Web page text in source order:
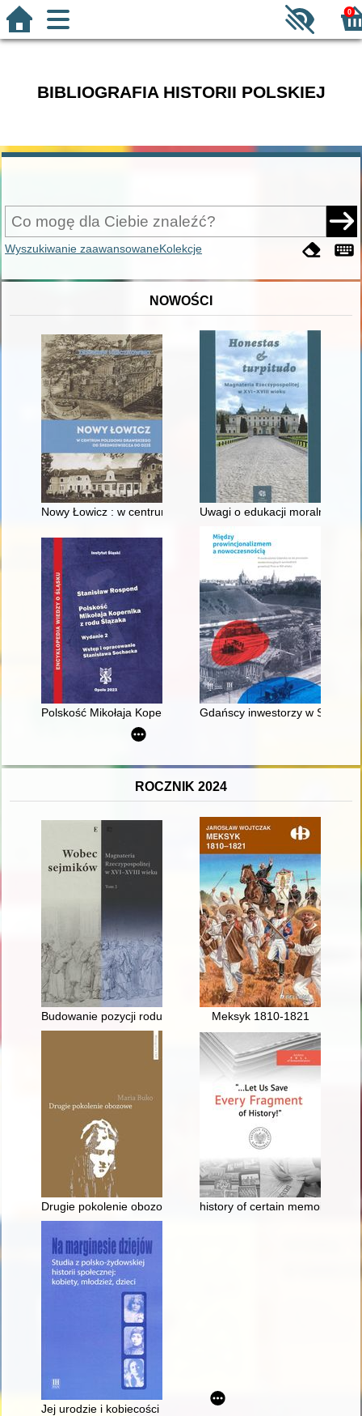
0
BIBLIOGRAFIA HISTORII POLSKIEJ
Wyszukiwanie zaawansowaneKolekcje
NOWOŚCI
Nowy Łowicz : w centrum poligonu drawskiego od
Uwagi o edukacji moralnej
Polskość Mikołaja Kopernika z rodu Ślązaka
Gdańscy inwestorzy w
ROCZNIK 2024
Budowanie pozycji rodu Krasińskich na sejmiku
Meksyk 1810-1821
Drugie pokolenie obozowe : pamięć i doświadczenie
history of certain memoirs :
Jej urodzie i kobiecości ulegnie prawie każdy mężczyzna